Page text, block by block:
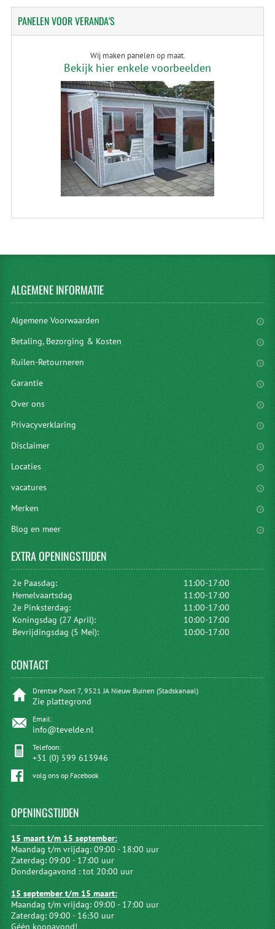
PANELENVOOR VERANDA'S
Wij maken panelen op maat.
Bekijk hier enkele voorbeelden
ALGEMENEINFORMATIE
Algemene Voorwaarden
Betaling, Bezorging & Kosten
Ruilen-Retourneren
Garantie
Over ons
Privacyverklaring
Disclaimer
Locaties
vacatures
Merken
Blog en meer
EXTRAOPENINGSTIJDEN
2e Paasdag:
11:00-17:00
Hemelvaartsdag
11:00-17:00
2e Pinksterdag:
11:00-17:00
Koningsdag (27 April):
10:00-17:00
Bevrijdingsdag (5 Mei):
10:00-17:00
CONTACT
Drentse Poort 7, 9521 JA Nieuw Buinen (Stadskanaal)
Zie plattegrond
Email:
info@tevelde.nl
Telefoon:
+31 (0) 599 613946
volg ons op Facebook
OPENINGSTIJDEN
15 maart t/m 15 september:
Maandag t/m vrijdag: 09:00 - 18:00 uur
Zaterdag: 09:00 - 17:00 uur
Donderdagavond : tot 20:00 uur
15 september t/m 15 maart:
Maandag t/m vrijdag: 09:00 - 17:00 uur
Zaterdag: 09:00 - 16:30 uur
Géén koopavond!